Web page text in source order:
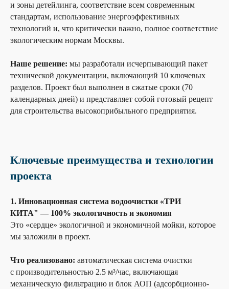
и зоны детейлинга, соответствие всем современным
стандартам, использование энергоэффективных
технологий и, что критически важно, полное соответствие
экологическим нормам Москвы.
Наше решение: мы разработали исчерпывающий пакет
технической документации, включающий 10 ключевых
разделов. Проект был выполнен в сжатые сроки (70
календарных дней) и представляет собой готовый рецепт
для строительства высокоприбыльного предприятия.
Ключевые преимущества и технологии
проекта
1. Инновационная система водоочистки «ТРИ
КИТА" — 100% экологичность и экономия
Это «сердце» экологичной и экономичной мойки, которое
мы заложили в проект.
Что реализовано: автоматическая система очистки
с производительностью 2.5 м³/час, включающая
механическую фильтрацию и блок АОП (адсорбционно-